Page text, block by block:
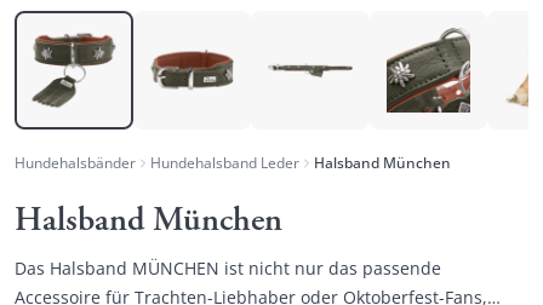
Hundehalsbänder Hundehalsband Leder Halsband München
Halsband München
Das Halsband MÜNCHEN ist nicht nur das passende
Accessoire für Trachten-Liebhaber oder Oktoberfest-Fans,